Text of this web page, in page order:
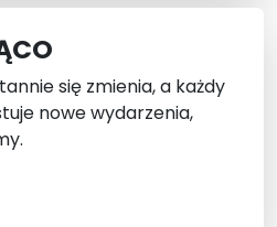
się zmienia, a każdy
nowe wydarzenia,